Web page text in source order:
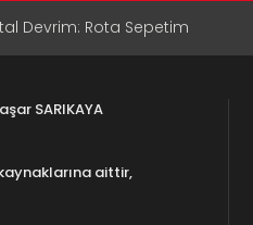
Devrim: Rota Sepetim
ile Google ve Yapay Zeka
SARIKAYA
aittir,